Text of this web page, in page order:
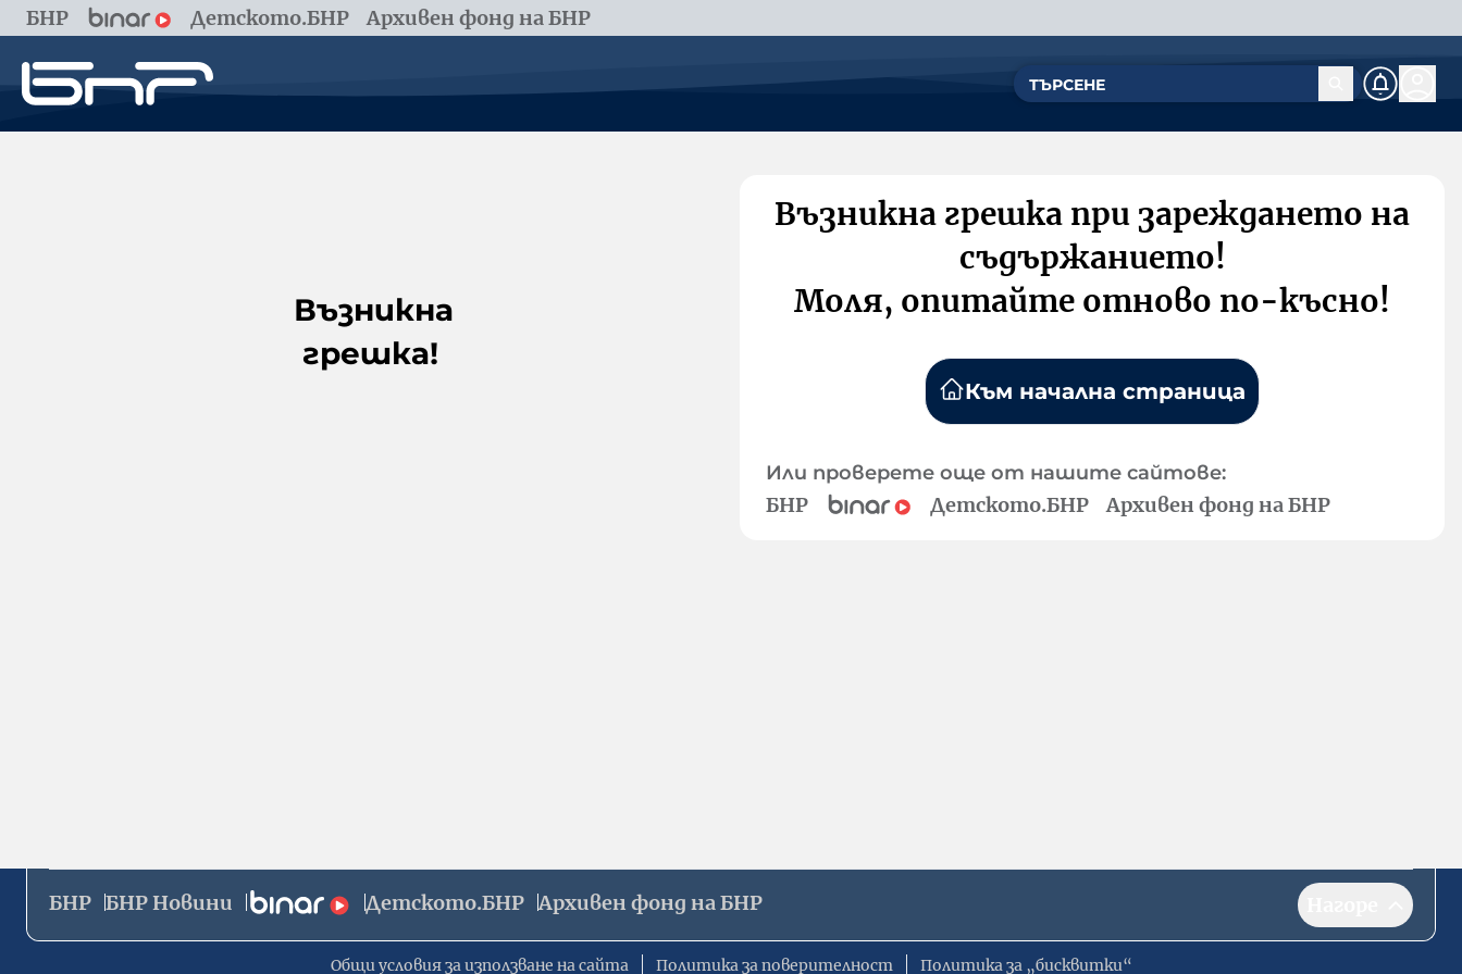
БНР Детското.БНР Архивен фонд на БНР
Възникна
грешка!
Възникна грешка при зареждането на
съдържанието!
Моля, опитайте отново по-късно!
Към начална страница
Или проверете още от нашите сайтове:
БНР Детското.БНР Архивен фонд на БНР
БНР БНР Новини Детското.БНР Архивен фонд на БНР
Общи условия за използване на сайта Политика за поверителност Политика за „бисквитки“